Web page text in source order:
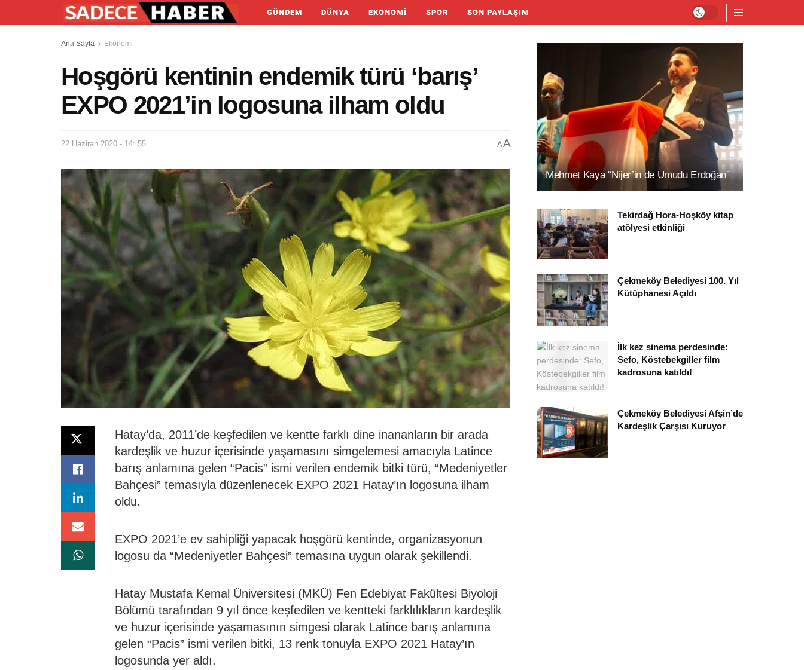
GÜNDEM DÜNYA EKONOMI SPOR SON PAYLAŞIM
Ana Sayfa Ekonomi
Hoşgörü kentinin endemik türü ‘barış’
EXPO 2021’in logosuna ilham oldu
22 Haziran 2020 - 14: 55 AA
Hatay’da, 2011’de keşfedilen ve kentte farklı dine inananların bir arada
kardeşlik ve huzur içerisinde yaşamasını simgelemesi amacıyla Latince
barış anlamına gelen “Pacis” ismi verilen endemik bitki türü, “Medeniyetler
Bahçesi” temasıyla düzenlenecek EXPO 2021 Hatay’ın logosuna ilham
oldu.
EXPO 2021’e ev sahipliği yapacak hoşgörü kentinde, organizasyonun
logosu da “Medeniyetler Bahçesi” temasına uygun olarak şekillendi.
Hatay Mustafa Kemal Üniversitesi (MKÜ) Fen Edebiyat Fakültesi Biyoloji
Bölümü tarafından 9 yıl önce keşfedilen ve kentteki farklılıkların kardeşlik
ve huzur içerisinde yaşamasının simgesi olarak Latince barış anlamına
gelen “Pacis” ismi verilen bitki, 13 renk tonuyla EXPO 2021 Hatay’ın
logosunda yer aldı.
Mehmet Kaya “Nijer’in de Umudu Erdoğan”
Tekirdağ Hora-Hoşköy kitap
atölyesi etkinliği
Çekmeköy Belediyesi 100. Yıl
Kütüphanesi Açıldı
İlk kez sinema perdesinde:
Sefo, Köstebekgiller film
kadrosuna katıldı!
Çekmeköy Belediyesi Afşin’de
Kardeşlik Çarşısı Kuruyor